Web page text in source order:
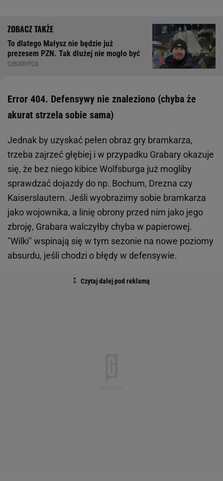
To dlatego Małysz nie będzie już
prezesem PZN. Tak dłużej nie mogło być
SUBSKRYPCJA
Error 404. Defensywy nie znaleziono (chyba że
akurat strzela sobie sama)
Jednak by uzyskać pełen obraz gry bramkarza,
trzeba zajrzeć głębiej i w przypadku Grabary okazuje
się, że bez niego kibice Wolfsburga już mogliby
sprawdzać dojazdy do np. Bochum, Drezna czy
Kaiserslautern. Jeśli wyobrazimy sobie bramkarza
jako wojownika, a linię obrony przed nim jako jego
zbroję, Grabara walczyłby chyba w papierowej.
"Wilki" wspinają się w tym sezonie na nowe poziomy
absurdu, jeśli chodzi o błędy w defensywie.